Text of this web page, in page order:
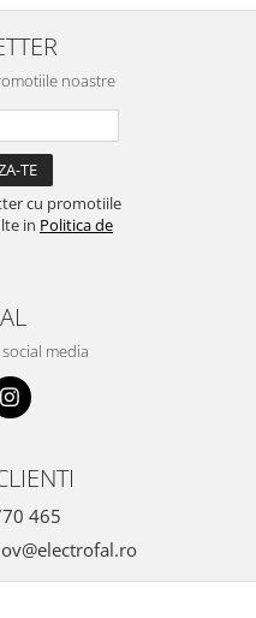
noastre
cu promotiile
in Politica de
media
465